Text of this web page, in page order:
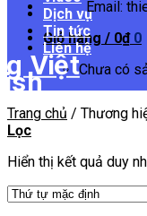
Email:
Giỏ hàng / 0₫ 0
Chưa có
Dịch vụ
Tin tức
Liên hệ
Trang chủ / Thương
Lọc
Hiển thị kết quả duy